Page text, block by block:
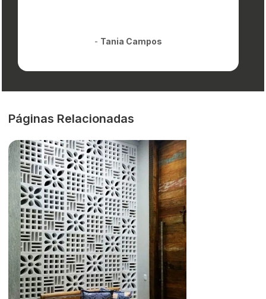
- Tania Campos
Páginas Relacionadas